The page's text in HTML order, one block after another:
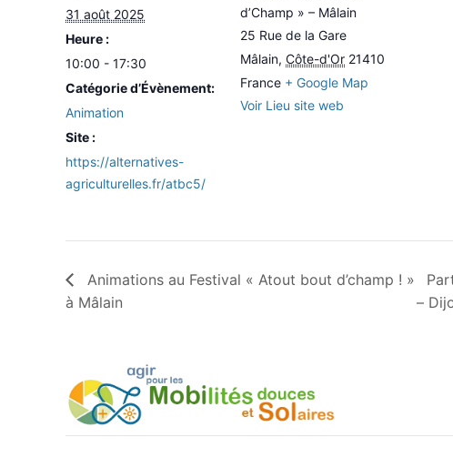
31 août 2025
Heure :
10:00 - 17:30
Catégorie d’Évènement:
Animation
Site :
https://alternatives-
agriculturelles.fr/atbc5/
d’Champ » – Mâlain
25 Rue de la Gare
Mâlain, Côte-d'Or 21410
France + Google Map
Voir Lieu site web
Animations au Festival « Atout bout d’champ ! »
à Mâlain
–